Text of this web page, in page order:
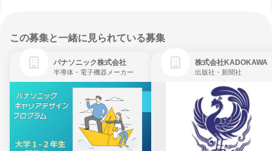
この募集と一緒に見られている募集
パナソニック株式会社
半導体・電子機器メーカー
株式会社KADOKAWA
出版社・新聞社